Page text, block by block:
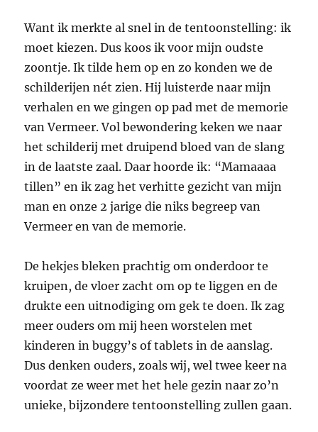
Want ik merkte al snel in de tentoonstelling: ik
moet kiezen. Dus koos ik voor mijn oudste
zoontje. Ik tilde hem op en zo konden we de
schilderijen nét zien. Hij luisterde naar mijn
verhalen en we gingen op pad met de memorie
van Vermeer. Vol bewondering keken we naar
het schilderij met druipend bloed van de slang
in de laatste zaal. Daar hoorde ik: “Mamaaaa
tillen” en ik zag het verhitte gezicht van mijn
man en onze 2 jarige die niks begreep van
Vermeer en van de memorie.
De hekjes bleken prachtig om onderdoor te
kruipen, de vloer zacht om op te liggen en de
drukte een uitnodiging om gek te doen. Ik zag
meer ouders om mij heen worstelen met
kinderen in buggy’s of tablets in de aanslag.
Dus denken ouders, zoals wij, wel twee keer na
voordat ze weer met het hele gezin naar zo’n
unieke, bijzondere tentoonstelling zullen gaan.